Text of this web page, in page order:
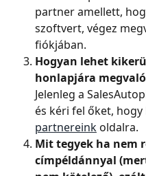
partner amellett,
szoftvert, végez
fiókjában.
Hogyan lehet
honlapjára
Jelenleg a
és kéri fel őket,
partnereink oldalra.
Mit tegyek ha nem
címpéldánnyal